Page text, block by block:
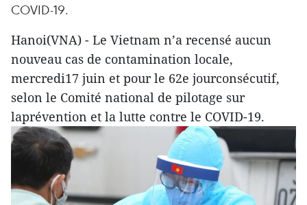
COVID-19.
Hanoi(VNA) - Le Vietnam n’a recensé aucun
nouveau cas de contamination locale,
mercredi17 juin et pour le 62e jourconsécutif,
selon le Comité national de pilotage sur
laprévention et la lutte contre le COVID-19.